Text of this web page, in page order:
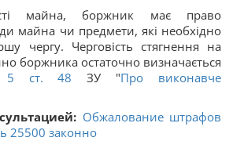
майна, боржник має право
майна чи предмети, які необхідно
чергу. Черговість стягнення на
боржника остаточно визначається
ст. 48 ЗУ "Про виконавче
Обжалование штрафов
25500 законно